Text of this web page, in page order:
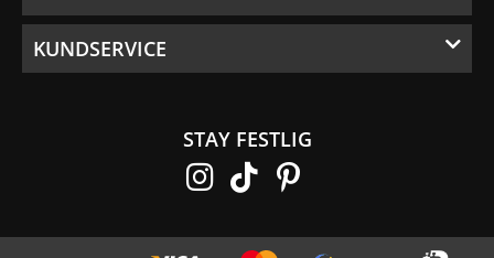
KUNDSERVICE
STAY FESTLIG